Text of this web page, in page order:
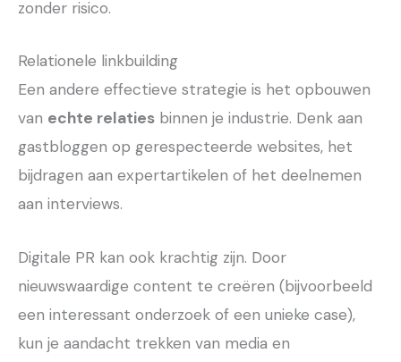
zonder risico.
Relationele linkbuilding
Een andere effectieve strategie is het opbouwen
van echte relaties binnen je industrie. Denk aan
gastbloggen op gerespecteerde websites, het
bijdragen aan expertartikelen of het deelnemen
aan interviews.
Digitale PR kan ook krachtig zijn. Door
nieuwswaardige content te creëren (bijvoorbeeld
een interessant onderzoek of een unieke case),
kun je aandacht trekken van media en